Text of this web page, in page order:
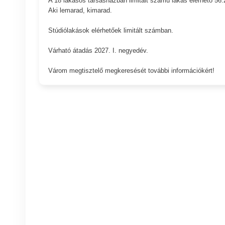
Aki lemarad, kimarad.
Stúdiólakások elérhetőek limitált számban.
Várható átadás 2027. I. negyedév.
Várom megtisztelő megkeresését további információkért!